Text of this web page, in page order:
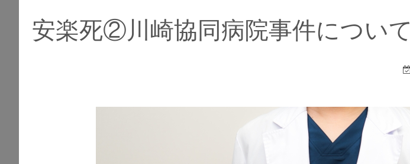
安楽死②川崎協同病院事件について